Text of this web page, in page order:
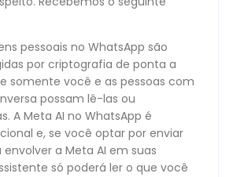
pessoais no WhatsApp são
por criptografia de ponta a
somente você e as pessoas com
possam lê-las ou
A Meta AI no WhatsApp é
e, se você optar por enviar
a Meta AI em suas
só poderá ler o que você